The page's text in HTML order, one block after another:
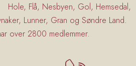
Hole, Flå, Nesbyen, Gol, Hemsedal,
Lunner, Gran og Søndre Land.
over 2800 medlemmer.